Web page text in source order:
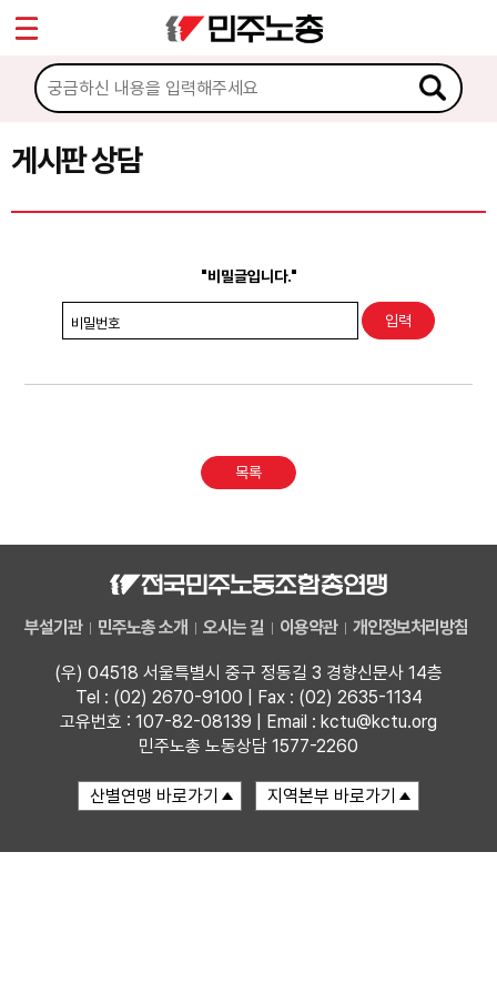
게시판 상담
"비밀글입니다."
비밀번호
목록
부설기관 민주노총 소개 오시는 길 이용약관 개인정보처리방침
(우) 04518 서울특별시 중구 정동길 3 경향신문사 14층
Tel : (02) 2670-9100 | Fax : (02) 2635-1134
고유번호 : 107-82-08139 | Email : kctu@kctu.org
민주노총 노동상담 1577-2260
마이페이지
소개
소식
노동상담
권리찾기수첩 검색
찾아보기
Sketchbook5, 스케치북5
Sketchbook5, 스케치북5